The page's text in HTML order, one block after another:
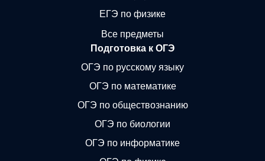
ЕГЭ по физике
Все предметы
Подготовка к ОГЭ
ОГЭ по русскому языку
ОГЭ по математике
ОГЭ по обществознанию
ОГЭ по биологии
ОГЭ по информатике